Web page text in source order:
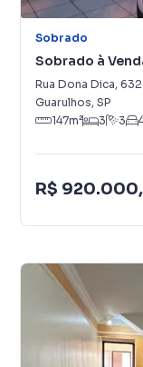
Sobrado
Sobrado à
Tranqüilidade
Rua Dona Dica, 632
Guarulhos, SP
147m² 3 3
R$